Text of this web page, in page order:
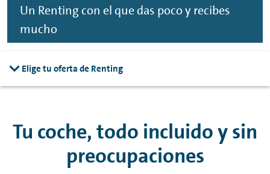
Un Rentingcon el que das poco y recibes
mucho
Elige tu oferta de Renting
Tu coche, todo incluido y sin
preocupaciones